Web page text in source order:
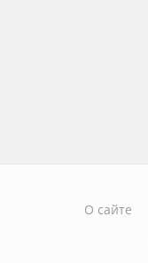
О сайте